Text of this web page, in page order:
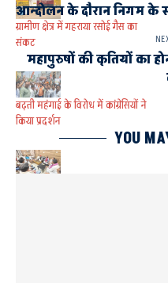
ग्रामीण क्षेत्र में गहराया रसोई गैस का
संकट
बढ़ती महंगाई के विरोध में कांग्रेसियों ने
किया प्रदर्शन
आन्दोलन के दौरान निगम के
महापुरुषों की कृतियों का
YOU